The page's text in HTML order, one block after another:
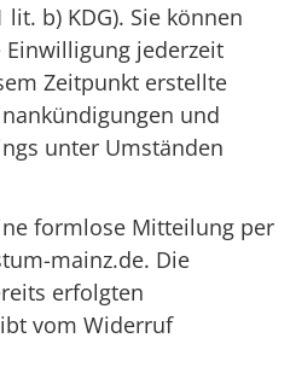
b) KDG). Sie können
jederzeit
Zeitpunkt erstellte
und
unter Umständen
formlose Mitteilung per
mainz.de. Die
erfolgten
vom Widerruf